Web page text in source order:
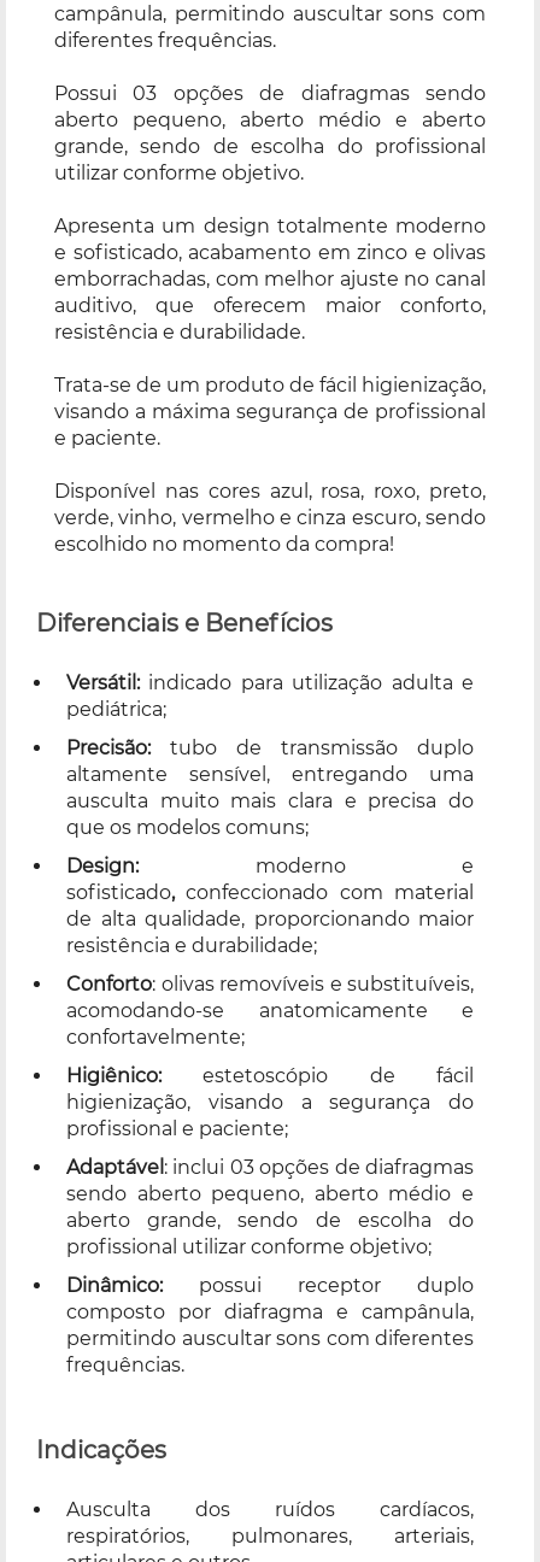
campânula, permitindo auscultar sons com
diferentes frequências.
Possui 03 opções de diafragmas sendo
aberto pequeno, aberto médio e aberto
grande, sendo de escolha do profissional
utilizar conforme objetivo.
Apresenta um design totalmente moderno
e sofisticado, acabamento em zinco e olivas
emborrachadas, com melhor ajuste no canal
auditivo, que oferecem maior conforto,
resistência e durabilidade.
Trata-se de um produto de fácil higienização,
visando a máxima segurança de profissional
e paciente.
Disponível nas cores azul, rosa, roxo, preto,
verde, vinho, vermelho e cinza escuro, sendo
escolhido no momento da compra!
Diferenciais e Benefícios
Versátil:indicado para utilização adulta e
pediátrica;
Precisão:tubo de transmissão duplo
altamente sensível, entregando uma
ausculta muito mais clara e precisa do
que os modelos comuns;
Design:
moderno e
sofisticado,confeccionado com material
de alta qualidade, proporcionando maior
resistência e durabilidade;
Conforto: olivas removíveis e substituíveis,
acomodando-se anatomicamente e
confortavelmente;
Higiênico:estetoscópio de fácil
higienização, visando a segurança do
profissional e paciente;
Adaptável : inclui 03 opções de diafragmas
sendo aberto pequeno, aberto médio e
aberto grande, sendo de escolha do
profissional utilizar conforme objetivo;
Dinâmico:possui receptor duplo
composto por diafragma e campânula,
permitindo auscultar sons com diferentes
frequências.
Indicações
Ausculta dos ruídos cardíacos,
respiratórios, pulmonares, arteriais,